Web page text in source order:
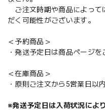
ご注文時期や商品によって
だく可能性がございます。
＜予約商品＞
・発送予定日は商品ページを
＜在庫商品＞
・原則ご注文から5営業日以
※発送予定日は入荷状況によ